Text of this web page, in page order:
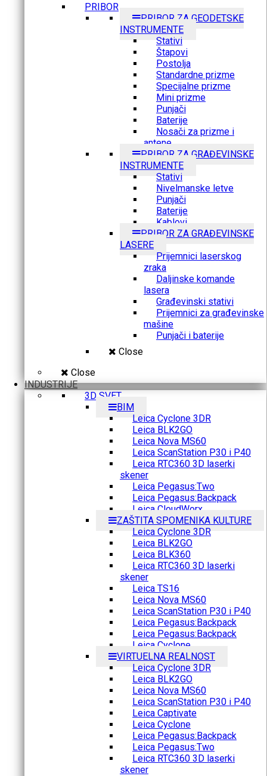
PRIBOR
PRIBOR ZA GEODETSKE
INSTRUMENTE
Stativi
Štapovi
Postolja
Standardne prizme
Specijalne prizme
Mini prizme
Punjači
Baterije
Nosači za prizme i
antene
PRIBOR ZA GRAĐEVINSKE
INSTRUMENTE
Stativi
Nivelmanske letve
Punjači
Baterije
Kablovi
PRIBOR ZA GRAĐEVINSKE
LASERE
Prijemnici laserskog
zraka
Daljinske komande
lasera
Građevinski stativi
Prijemnici za građevinske
mašine
Punjači i baterije
Close
Close
INDUSTRIJE
3D SVET
BIM
Leica Cyclone 3DR
Leica BLK2GO
Leica Nova MS60
Leica ScanStation P30 i P40
Leica RTC360 3D laserki
skener
Leica Pegasus:Two
Leica Pegasus:Backpack
Leica CloudWorx
ZAŠTITA SPOMENIKA KULTURE
Leica Cyclone 3DR
Leica BLK2GO
Leica BLK360
Leica RTC360 3D laserki
skener
Leica TS16
Leica Nova MS60
Leica ScanStation P30 i P40
Leica Pegasus:Backpack
Leica Pegasus:Backpack
Leica Cyclone
VIRTUELNA REALNOST
Leica Cyclone 3DR
Leica BLK2GO
Leica Nova MS60
Leica ScanStation P30 i P40
Leica Captivate
Leica Cyclone
Leica Pegasus:Backpack
Leica Pegasus:Two
Leica RTC360 3D laserki
skener